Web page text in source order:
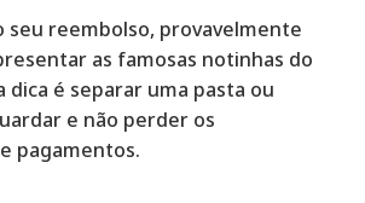
seu reembolso, provavelmente
as famosas notinhas do
dica é separar uma pasta ou
e não perder os
pagamentos.